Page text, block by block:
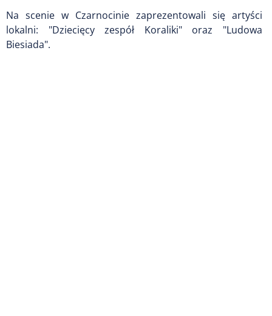
Na scenie w Czarnocinie zaprezentowali się artyści
lokalni: "Dziecięcy zespół Koraliki" oraz "Ludowa
Biesiada".